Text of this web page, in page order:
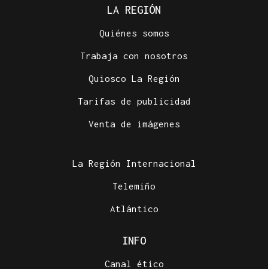
LA REGIÓN
Quiénes somos
Trabaja con nosotros
Quiosco La Región
Tarifas de publicidad
Venta de imágenes
La Región Internacional
Telemiño
Atlántico
INFO
Canal ético